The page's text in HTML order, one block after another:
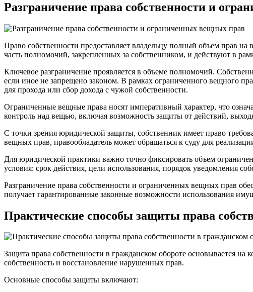
Разграничение права собственности и
Право собственности предоставляет владельцу полный объем прав
часть полномочий, закрепленных за собственником, и действуют в
Ключевое разграничение проявляется в объеме полномочий.
если иное не запрещено законом. В рамках ограниченного вещного
для прохода или сбор дохода с чужой собственности.
Ограниченные вещные права носят императивный характер, что
контроль над вещью, включая возможность защиты от действий,
С точки зрения юридической защиты, собственник имеет право
вещных прав, правообладатель может обращаться к суду для
Для юридической практики важно точно фиксировать объем
условия: срок действия, цели использования, порядок уведомления
Разграничение права собственности и ограниченных вещных прав
получает гарантированные законные возможности использования
Практические способы защиты права
Защита права собственности в гражданском обороте основывается
собственность и восстановление нарушенных прав.
Основные способы защиты включают: